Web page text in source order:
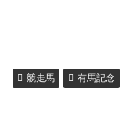
競走馬 有馬記念